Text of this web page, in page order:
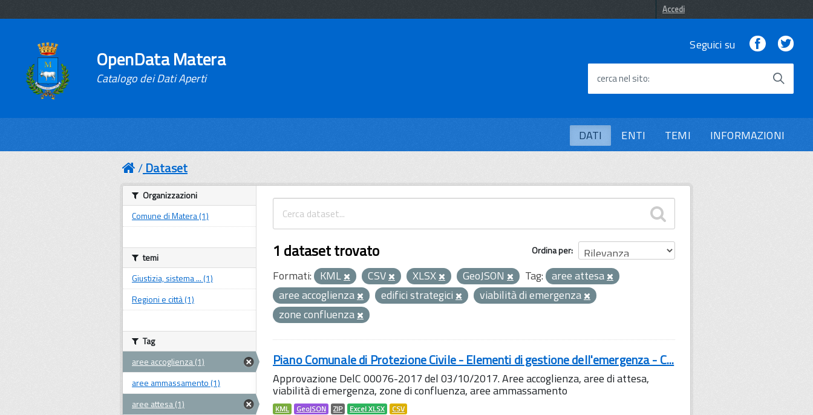
Accedi
OpenData Matera
Catalogo dei Dati Aperti
Seguici su Facebook
cerca nel sito
DATI ENTI TEMI INFORMAZIONI
Dataset
Ordina per
1 dataset trovato
Formati: KML CSV XLSX GeoJSON Tag: aree attesa
aree accoglienza
edifici strategici
viabilità di emergenza
zone confluenza
Piano Comunale di Protezione Civile - Elementi di gestione dell'emergenza - C...
Approvazione DelC 00076-2017 del 03/10/2017. Aree accoglienza, aree di attesa,
viabilità di emergenza, zone di confluenza, aree ammassamento
KML GeoJSON ZIP Excel XLSX CSV
Organizzazioni
Comune di Matera (1)
temi
Giustizia, sistema ... (1)
Regioni e città (1)
Tag
aree accoglienza (1)
aree ammassamento (1)
aree attesa (1)